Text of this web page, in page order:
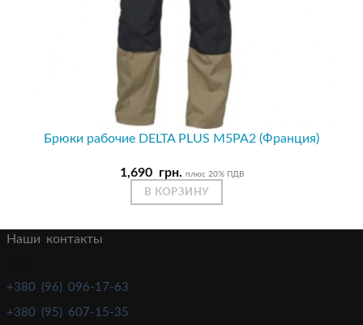
Брюки рабочие DELTA PLUS M5PA2 (Франция)
1,690 грн. плюс 20% ПДВ
В КОРЗИНУ
Наши контакты
+380 (96) 096-17-63
+380 (95) 607-15-35